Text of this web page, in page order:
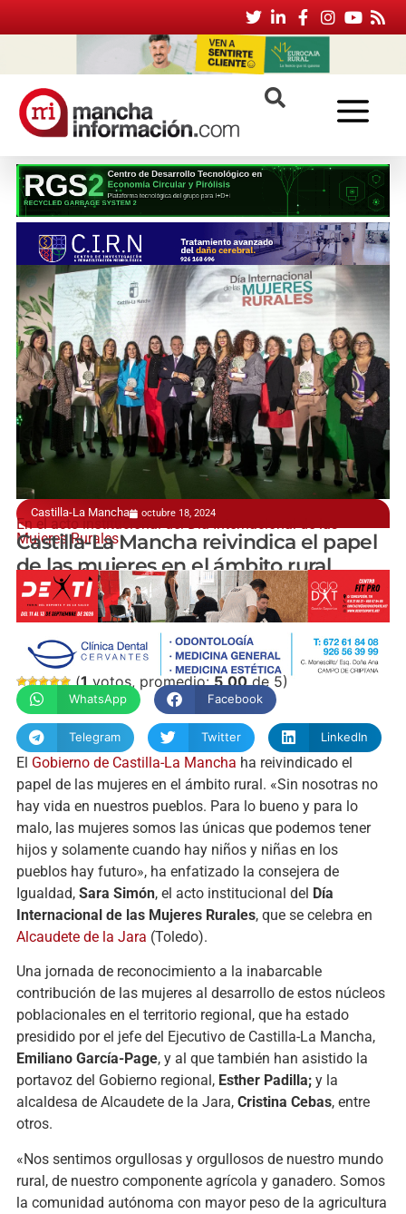
Castilla-La Mancha octubre 18, 2024
En el acto institucional del Día Internacional de las
Mujeres Rurales
Castilla-La Mancha reivindica el papel
de las mujeres en el ámbito rural
manchainformacion.com
(1votos, promedio:5,00de 5)
WhatsApp Facebook
Telegram Twitter LinkedIn
El Gobierno de Castilla-La Mancha ha reivindicado el
papel de las mujeres en el ámbito rural. «Sin nosotras no
hay vida en nuestros pueblos. Para lo bueno y para lo
malo, las mujeres somos las únicas que podemos tener
hijos y solamente cuando hay niños y niñas en los
pueblos hay futuro», ha enfatizado la consejera de
Igualdad, Sara Simón, el acto institucional del Día
Internacional de las Mujeres Rurales, que se celebra en
Alcaudete de la Jara (Toledo).
Una jornada de reconocimiento a la inabarcable
contribución de las mujeres al desarrollo de estos núcleos
poblacionales en el territorio regional, que ha estado
presidido por el jefe del Ejecutivo de Castilla-La Mancha,
Emiliano García-Page, y al que también han asistido la
portavoz del Gobierno regional,Esther Padilla;y la
alcaldesa de Alcaudete de la Jara, Cristina Cebas, entre
otros.
«Nos sentimos orgullosas y orgullosos de nuestro mundo
rural, de nuestro componente agrícola y ganadero. Somos
la comunidad autónoma con mayor peso de la agricultura